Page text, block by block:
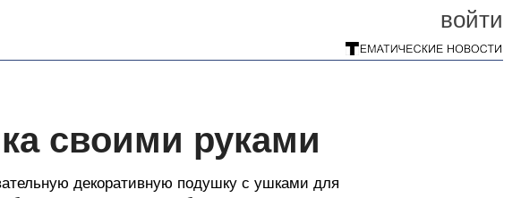
войти
своими руками
декоративную подушку с ушками для